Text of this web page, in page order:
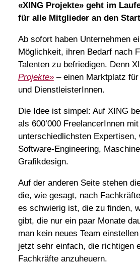
«XING Projekte» geht im
für alle Mitglieder an den Start
Ab sofort haben Unternehmen
Möglichkeit, ihren Bedarf nach
Talenten zu befriedigen. Denn
Projekte»– einen Marktplatz für
und DienstleisterInnen.
Die Idee ist simpel: Auf XING
als 600’000 FreelancerInnen
unterschiedlichsten Expertisen,
Software-Engineering,
Grafikdesign.
Auf der anderen Seite stehen
die, wie gesagt, nach
es schwierig ist, die zu finden,
gibt, die nur ein paar Monate
man kein neues Team
jetzt sehr einfach, die richtigen
Fachkräfte anzuheuern.